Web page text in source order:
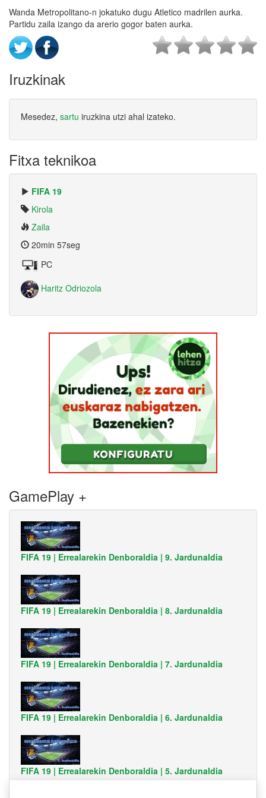
Wanda Metropolitano-n jokatuko dugu Atletico madrilen aurka.
Partidu zaila izango da arerio gogor baten aurka.
Iruzkinak
Mesedez, sartu iruzkina utzi ahal izateko.
Fitxa teknikoa
FIFA 19
Kirola
Zaila
20min 57seg
PC
Haritz Odriozola
GamePlay +
FIFA 19 | Errealarekin Denboraldia | 9. Jardunaldia
FIFA 19 | Errealarekin Denboraldia | 8. Jardunaldia
FIFA 19 | Errealarekin Denboraldia | 7. Jardunaldia
FIFA 19 | Errealarekin Denboraldia | 6. Jardunaldia
FIFA 19 | Errealarekin Denboraldia | 5. Jardunaldia